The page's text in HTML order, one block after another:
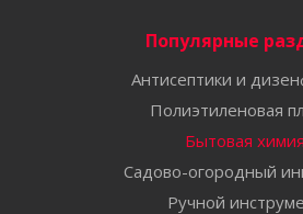
Популярные
Антисептики и
Полиэтиленовая
Бытовая химия
Садово-огородный
Ручной